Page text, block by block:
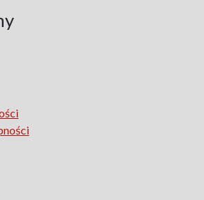
Republic. The Polish People's
Lodziense
the Section of Disability Sociology of
Association
The Learning of Art